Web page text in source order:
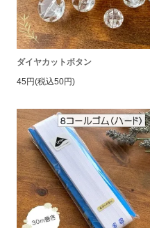
ダイヤカットボタン
45円(税込50円)